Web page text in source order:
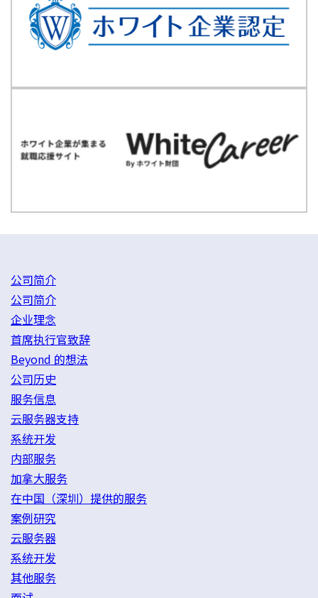
公司简介
公司简介
企业理念
首席执行官致辞
Beyond 的想法
公司历史
服务信息
云服务器支持
系统开发
内部服务
加拿大服务
在中国（深圳）提供的服务
案例研究
云服务器
系统开发
其他服务